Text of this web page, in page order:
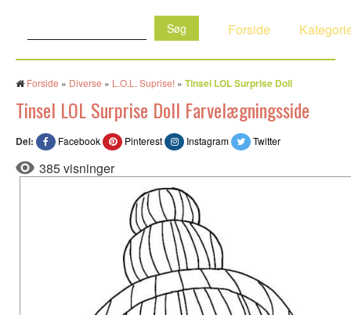
Forside
Forside » Diverse » L.O.L. Suprise! » Tinsel LOL Surprise Doll
Tinsel LOL Surprise Doll Farvelægningsside
Del: Facebook Pinterest Instagram Twitter
385 visninger